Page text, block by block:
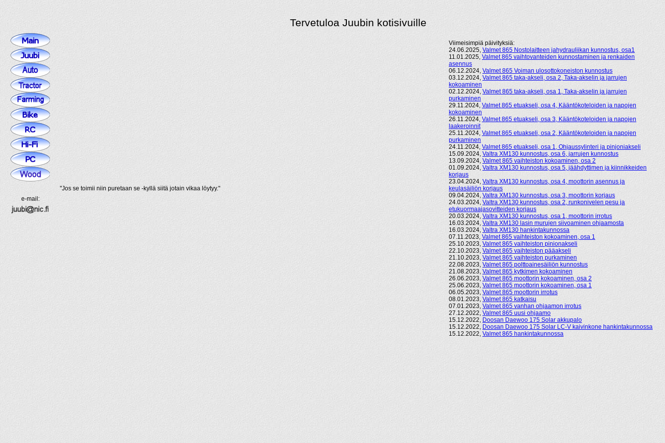
e-mail:
Tervetuloa Juubin kotisivuille
"Jos se toimii niin puretaan se -kyllä siitä jotain vikaa löytyy."
Viimeisimpiä päivityksiä:
24.06.2025, Valmet 865 Nostolaitteen jahydrauliikan kunnostus, osa1
11.01.2025, Valmet 865 vaihtovanteiden kunnostaminen ja renkaiden
asennus
06.12.2024, Valmet 865 Voiman ulosottokoneiston kunnostus
03.12.2024, Valmet 865 taka-akseli, osa 2, Taka-akselin ja jarrujen
kokoaminen
02.12.2024, Valmet 865 taka-akseli, osa 1, Taka-akselin ja jarrujen
purkaminen
29.11.2024, Valmet 865 etuakseli, osa 4, Kääntökoteloiden ja napojen
kokoaminen
26.11.2024, Valmet 865 etuakseli, osa 3, Kääntökoteloiden ja napojen
laakeroinnit
25.11.2024, Valmet 865 etuakseli, osa 2, Kääntökoteloiden ja napojen
purkaminen
24.11.2024, Valmet 865 etuakseli, osa 1, Ohjaussylinteri ja pinjoniakseli
15.09.2024, Valtra XM130 kunnostus, osa 6, jarrujen kunnostus
13.09.2024, Valmet 865 vaihteiston kokoaminen, osa 2
01.09.2024, Valtra XM130 kunnostus, osa 5, jäähdyttimen ja kiinnikkeiden
korjaus
23.04.2024, Valtra XM130 kunnostus, osa 4, moottorin asennus ja
keulasäiliön korjaus
09.04.2024, Valtra XM130 kunnostus, osa 3, moottorin korjaus
24.03.2024, Valtra XM130 kunnostus, osa 2, runkonivelen pesu ja
etukuormaajasovitteiden korjaus
20.03.2024, Valtra XM130 kunnostus, osa 1, moottorin irrotus
16.03.2024, Valtra XM130 lasin murujen siivoaminen ohjaamosta
16.03.2024, Valtra XM130 hankintakunnossa
07.11.2023, Valmet 865 vaihteiston kokoaminen, osa 1
25.10.2023, Valmet 865 vaihteiston pinionakseli
22.10.2023, Valmet 865 vaihteiston pääakseli
21.10.2023, Valmet 865 vaihteiston purkaminen
22.08.2023, Valmet 865 polttoainesäiliön kunnostus
21.08.2023, Valmet 865 kytkimen kokoaminen
26.06.2023, Valmet 865 moottorin kokoaminen, osa 2
25.06.2023, Valmet 865 moottorin kokoaminen, osa 1
06.05.2023, Valmet 865 moottorin irrotus
08.01.2023, Valmet 865 katkaisu
07.01.2023, Valmet 865 vanhan ohjaamon irrotus
27.12.2022, Valmet 865 uusi ohjaamo
15.12.2022, Doosan Daewoo 175 Solar akkupalo
15.12.2022, Doosan Daewoo 175 Solar LC-V kaivinkone hankintakunnossa
15.12.2022, Valmet 865 hankintakunnossa